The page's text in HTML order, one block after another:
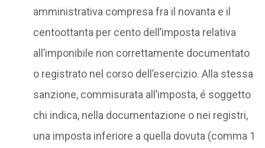
amministrativa compresa fra il novanta e il
centoottanta per cento dell’imposta relativa
all’imponibile non correttamente documentato
o registrato nel corso dell’esercizio. Alla stessa
sanzione, commisurata all’imposta, é soggetto
chi indica, nella documentazione o nei registri,
una imposta inferiore a quella dovuta (comma 1